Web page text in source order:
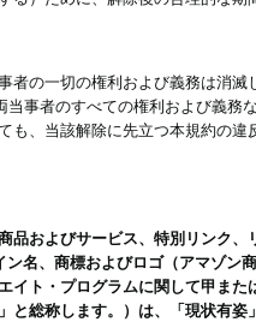
の一切の権利および義務は消
者のすべての権利および義務
、当該解除に先立つ本規約の
品およびサービス、特別リン
名、商標およびロゴ（アマゾン
ト・プログラムに関して甲ま
総称します。）は、「現状有